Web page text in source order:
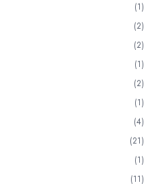
1
2
2
1
2
1
4
21
1
11